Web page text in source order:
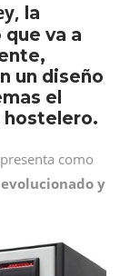
la
va a
un diseño
el
como
y